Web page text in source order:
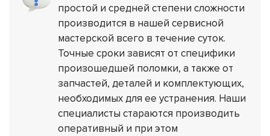
простой и средней степени сложности
производится в нашей сервисной
мастерской всего в течение суток.
Точные сроки зависят от специфики
произошедшей поломки, а также от
запчастей, деталей и комплектующих,
необходимых для ее устранения. Наши
специалисты стараются производить
оперативный и при этом